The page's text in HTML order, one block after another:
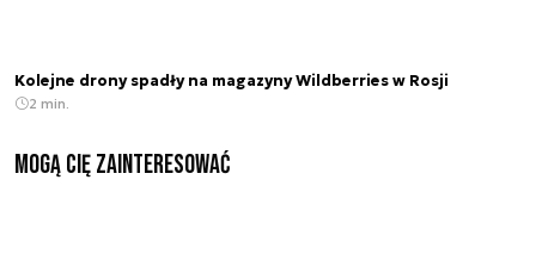
Kolejne drony spadły na magazyny Wildberries w Rosji
2 min.
Mogą Cię zainteresować